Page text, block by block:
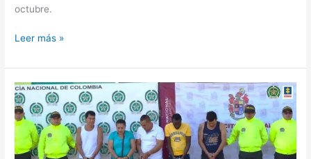
octubre.
Leer más »
Capturados
por
colaborar
con
grupo